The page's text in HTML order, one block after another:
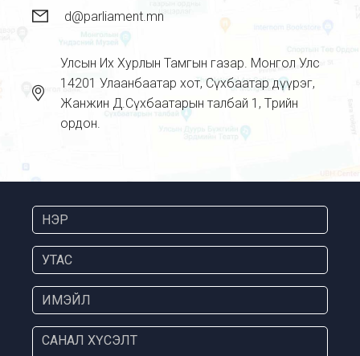
d@parliament.mn
Улсын Их Хурлын Тамгын газар. Монгол Улс
14201 Улаанбаатар хот, Сүхбаатар дүүрэг,
Жанжин Д.Сүхбаатарын талбай 1, Төрийн
ордон.